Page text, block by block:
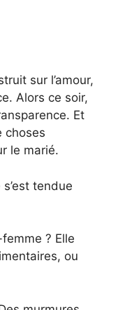
sur l’amour,
Alors ce soir,
Et
choses
le marié.
tendue
? Elle
ou